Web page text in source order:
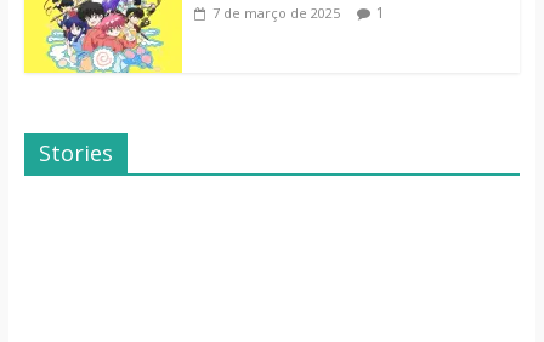
7 de março de 2025 1
Stories
Dicas de Filmes
Para o Fim de
Família Inusitada